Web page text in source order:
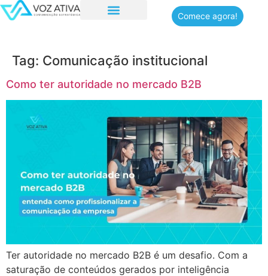
Comece agora!
Tag: Comunicação institucional
Como ter autoridade no mercado B2B
Ter autoridade no mercado B2B é um desafio. Com a
saturação de conteúdos gerados por inteligência